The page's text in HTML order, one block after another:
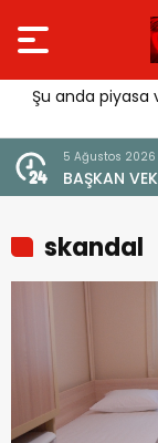
Şu anda piyasa
VE TURİZM
ZARAR
skandal